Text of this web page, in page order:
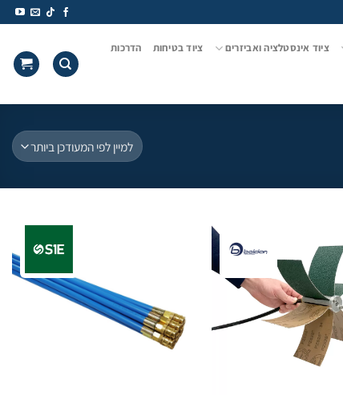
ציוד אינסטלציה ואביזרים ציוד בטיחות הדרכות